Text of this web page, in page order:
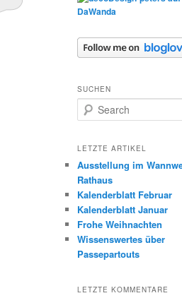
SUCHEN
e
r
h
LETZTE ARTIKEL
Ausstellung im
Rathaus
Kalenderblatt Februar
Kalenderblatt Januar
Frohe Weihnachten
Wissenswertes über
Passepartouts
LETZTE KOMMENTARE